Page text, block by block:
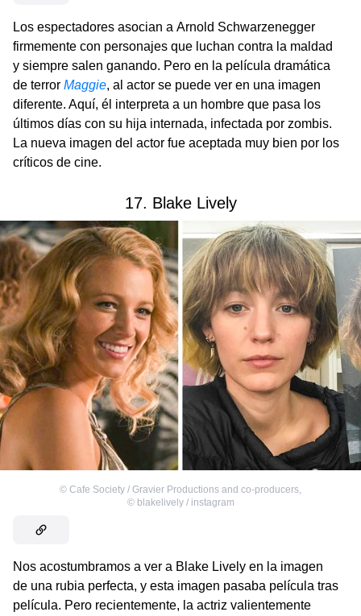
Los espectadores asocian a Arnold Schwarzenegger
firmemente con personajes que luchan contra la maldad
y siempre salen ganando. Pero en la película dramática
de terror Maggie, al actor se puede ver en una imagen
diferente. Aquí, él interpreta a un hombre que pasa los
últimos días con su hija internada, infectada por zombis.
La nueva imagen del actor fue aceptada muy bien por los
críticos de cine.
17. Blake Lively
© Cafe Society / Gravier Productions and co-producers,
© blakelively / instagram
Nos acostumbramos a ver a Blake Lively en la imagen
de una rubia perfecta, y esta imagen pasaba película tras
película. Pero recientemente, la actriz valientemente